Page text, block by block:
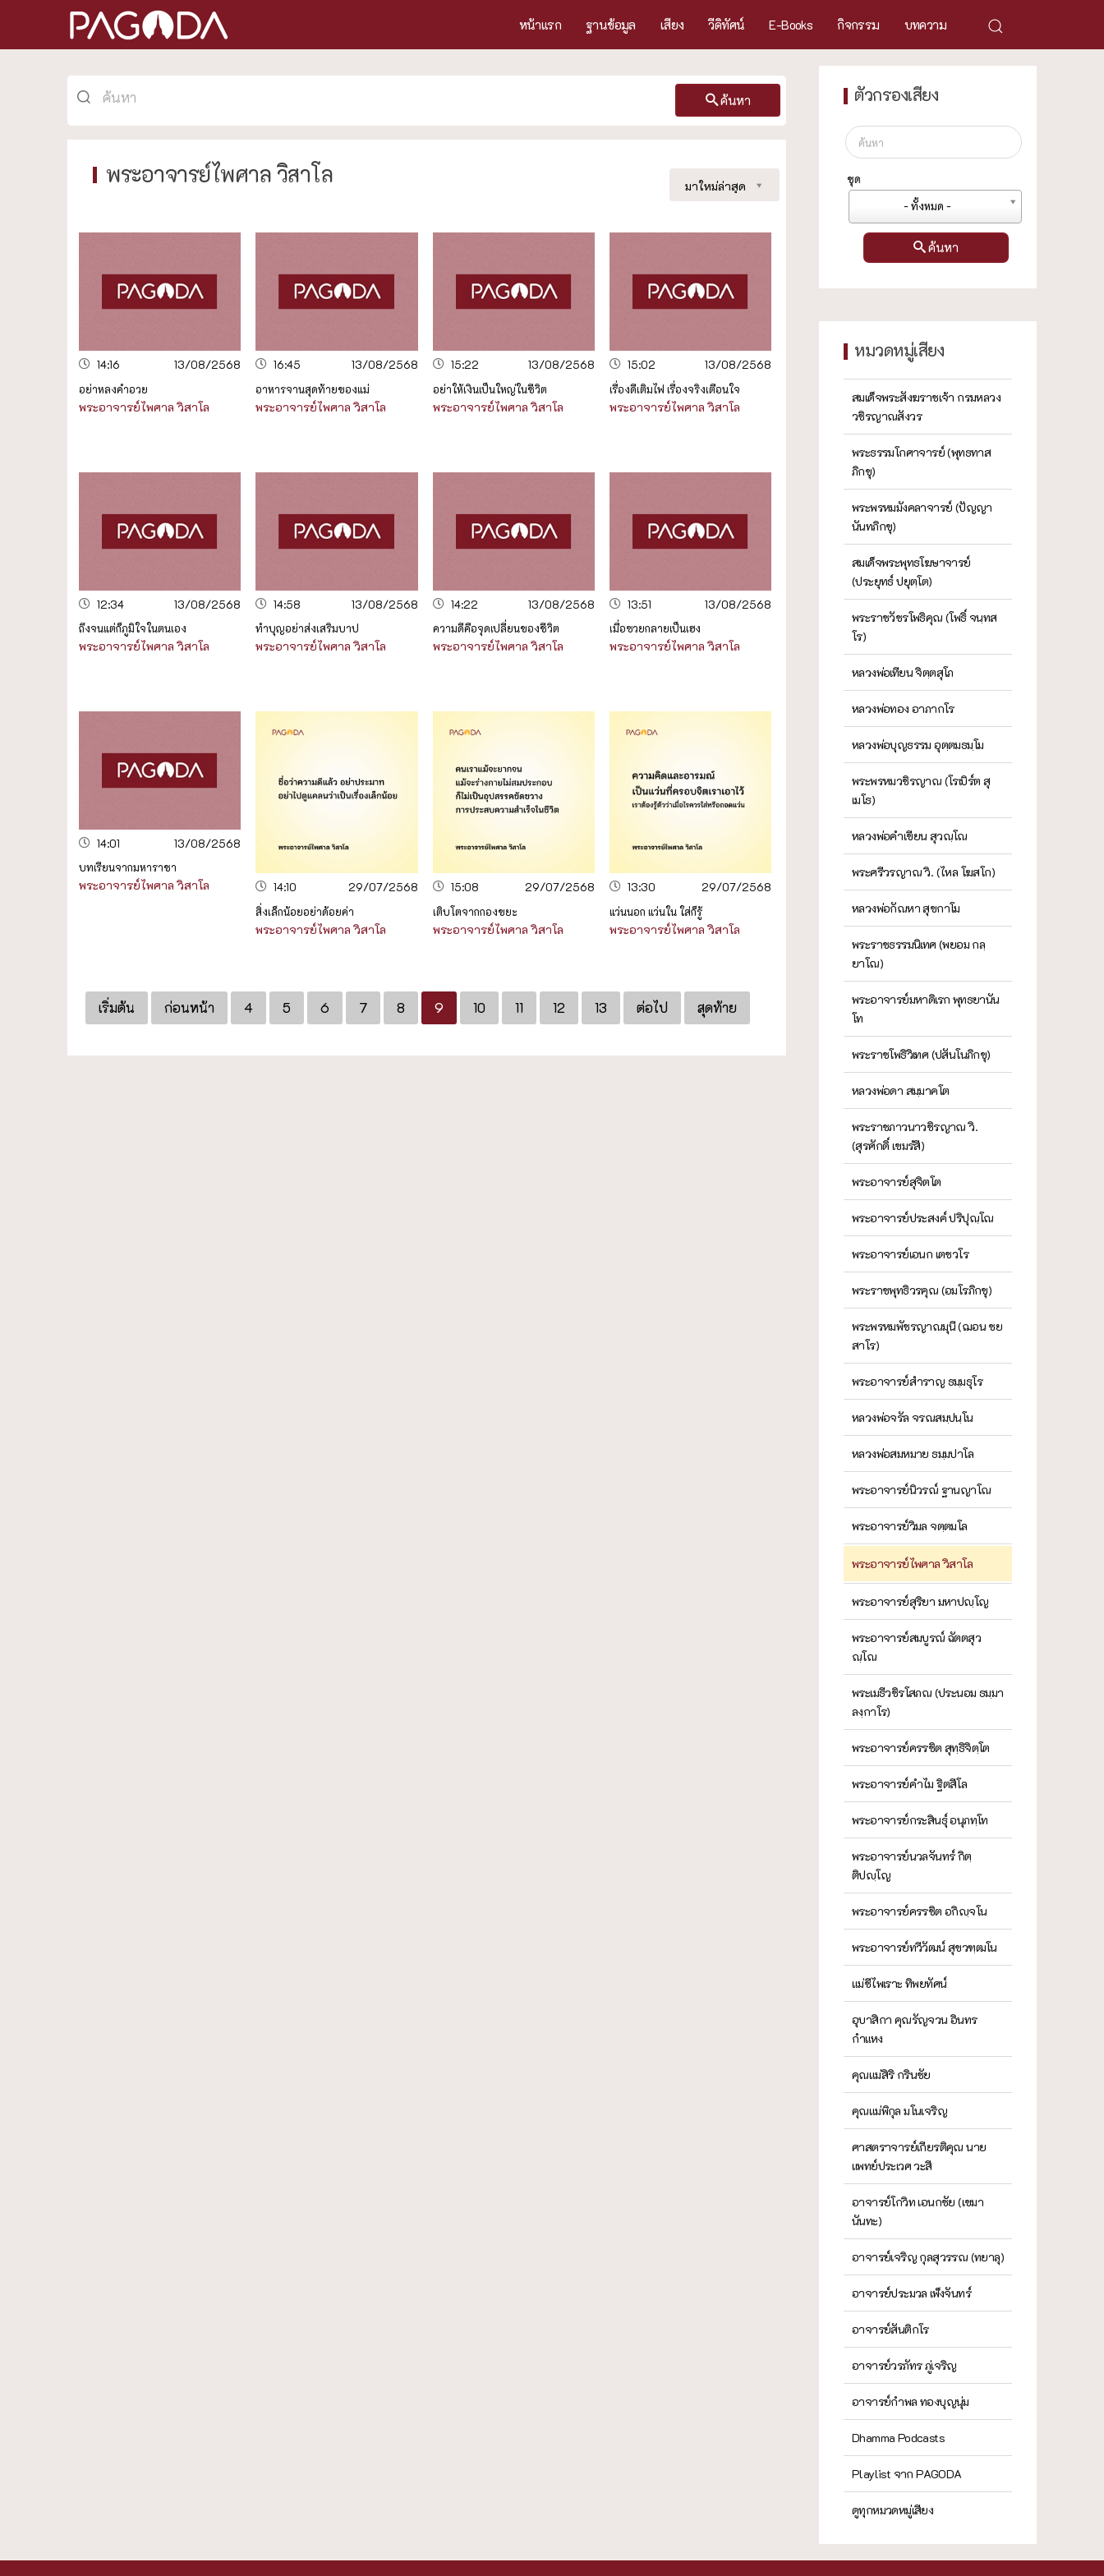
หน้าแรก ฐานข้อมูล เสียง วีดิทัศน์ E-Books กิจกรรม บทความ
พระอาจารย์ไพศาล วิสาโล
ค้นหา
มาใหม่ล่าสุด
14:16
13/08/2568
อย่าหลงคำอวย
พระอาจารย์ไพศาล วิสาโล
16:45
13/08/2568
อาหารจานสุดท้ายของแม่
พระอาจารย์ไพศาล วิสาโล
15:22
13/08/2568
อย่าให้เงินเป็นใหญ่ในชีวิต
พระอาจารย์ไพศาล วิสาโล
15:02
13/08/2568
เรื่องดีเติมไฟ เรื่องจริงเตือนใจ
พระอาจารย์ไพศาล วิสาโล
12:34
13/08/2568
ถึงจนแต่ก็ภูมิใจในตนเอง
พระอาจารย์ไพศาล วิสาโล
14:58
13/08/2568
ทำบุญอย่าส่งเสริมบาป
พระอาจารย์ไพศาล วิสาโล
14:22
13/08/2568
ความดีคือจุดเปลี่ยนของชีวิต
พระอาจารย์ไพศาล วิสาโล
13:51
13/08/2568
เมื่อซวยกลายเป็นเฮง
พระอาจารย์ไพศาล วิสาโล
14:01
13/08/2568
บทเรียนจากมหาราชา
พระอาจารย์ไพศาล วิสาโล 14:10
29/07/2568
สิ่งเล็กน้อยอย่าด้อยค่า
พระอาจารย์ไพศาล วิสาโล
15:08
29/07/2568
เติบโตจากกองขยะ
พระอาจารย์ไพศาล วิสาโล
13:30
29/07/2568
แว่นนอก แว่นใน ใส่ก็รู้
พระอาจารย์ไพศาล วิสาโล
เริ่มต้น ก่อนหน้า 4 5 6 7 8 9 10 11 12 13 ต่อไป สุดท้าย
ตัวกรองเสียง
ชุด
- ทั้งหมด -
ค้นหา
หมวดหมู่เสียง
สมเด็จพระสังฆราชเจ้า กรมหลวง
วชิรญาณสังวร
พระธรรมโกศาจารย์ (พุทธทาส
ภิกขุ)
พระพรหมมังคลาจารย์ (ปัญญา
นันทภิกขุ)
สมเด็จพระพุทธโฆษาจารย์
(ประยุทธ์ ปยุตฺโต)
พระราชวัชรโพธิคุณ (โพธิ์ จนฺทส
โร)
หลวงพ่อเทียน จิตฺตสุโภ
หลวงพ่อทอง อาภากโร
หลวงพ่อบุญธรรม อุตฺตมธมฺโม
พระพรหมวชิรญาณ (โรเบิร์ต สุ
เมโธ)
หลวงพ่อคำเขียน สุวณฺโณ
พระศรีวรญาณ วิ. (ไหล โฆสโก)
หลวงพ่อกัณหา สุขกาโม
พระราชธรรมนิเทศ (พยอม กลฺ
ยาโณ)
พระอาจารย์มหาดิเรก พุทธยานัน
โท
พระราชโพธิวิเทศ (ปสันโนภิกขุ)
หลวงพ่อดา สมฺมาคโต
พระราชภาวนาวชิรญาณ วิ.
(สุรศักดิ์ เขมรํสี)
พระอาจารย์สุจิตโต
พระอาจารย์ประสงค์ ปริปุณฺโณ
พระอาจารย์เอนก เตชวโร
พระราชพุทธิวรคุณ (อมโรภิกขุ)
พระพรหมพัชรญาณมุนี (ฌอน ชย
สาโร)
พระอาจารย์สำราญ ธมฺมธุโร
หลวงพ่อจรัล จรณสมฺปนฺโน
หลวงพ่อสมหมาย ธมฺมปาโล
พระอาจารย์นิวรณ์ ฐานญาโณ
พระอาจารย์วิมล จตฺตมโล
พระอาจารย์ไพศาล วิสาโล
พระอาจารย์สุริยา มหาปญฺโญ
พระอาจารย์สมบูรณ์ ฉัตตสุว
ณฺโณ
พระเมธีวชิรโสภณ (ประนอม ธมฺมา
ลงฺกาโร)
พระอาจารย์ครรชิต สุทฺธิจิตฺโต
พระอาจารย์คำไม ฐิตสีโล
พระอาจารย์กระสินธุ์ อนุภทฺโท
พระอาจารย์นวลจันทร์ กิตฺ
ติปญฺโญ
พระอาจารย์ครรชิต อกิญฺจโน
พระอาจารย์ทวีวัฒน์ สุขวฑฺฒโน
แม่ชีไพเราะ ทิพยทัศน์
อุบาสิกา คุณรัญจวน อินทร
กำแหง
คุณแม่สิริ กรินชัย
คุณแม่พิกุล มโนเจริญ
ศาสตราจารย์เกียรติคุณ นาย
แพทย์ประเวศ วะสี
อาจารย์โกวิท เอนกชัย (เขมา
นันทะ)
อาจารย์เจริญ กุลสุวรรณ (ทยาลุ)
อาจารย์ประมวล เพ็งจันทร์
อาจารย์สันติกโร
อาจารย์วรภัทร ภู่เจริญ
อาจารย์กำพล ทองบุญนุ่ม
Dhamma Podcasts
Playlist จาก PAGODA
ดูทุกหมวดหมู่เสียง